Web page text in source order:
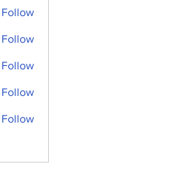
Follow
Follow
Follow
Follow
Follow